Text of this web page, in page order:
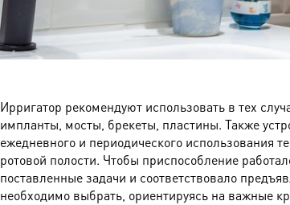
Ирригатор рекомендуют использовать в тех
импланты, мосты, брекеты, пластины. Также
ежедневного и периодического использования
ротовой полости. Чтобы приспособление
поставленные задачи и соответствовало
необходимо выбрать, ориентируясь на важные